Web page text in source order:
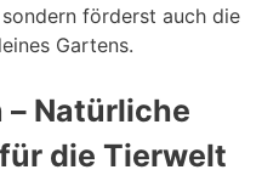
förderst auch die
Gartens.
– Natürliche
die Tierwelt